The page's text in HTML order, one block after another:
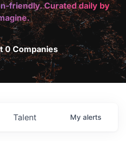
friendly. Curated daily by
0 Companies
Talent My alerts